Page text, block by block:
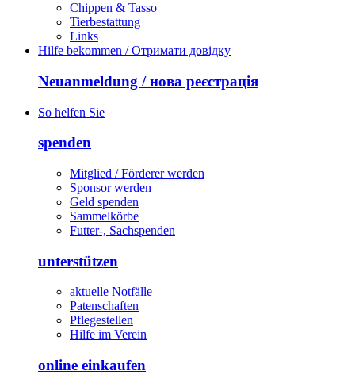
Chippen & Tasso
Tierbestattung
Links
Hilfe bekommen / Отримати довідку
Neuanmeldung / нова реєстрація
So helfen Sie
spenden
Mitglied / Förderer werden
Sponsor werden
Geld spenden
Sammelkörbe
Futter-, Sachspenden
unterstützen
aktuelle Notfälle
Patenschaften
Pflegestellen
Hilfe im Verein
online einkaufen